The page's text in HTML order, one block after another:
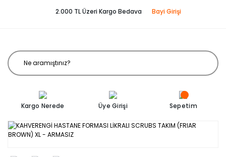
2.000 TL Üzeri Kargo Bedava Bayi Girişi
Kargo Nerede Üye Girişi Sepetim